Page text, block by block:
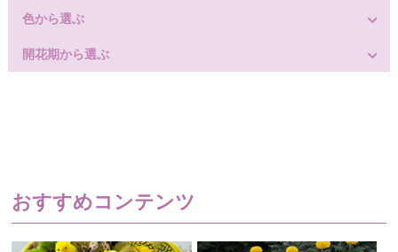
色から選ぶ
開花期から選ぶ
おすすめコンテンツ